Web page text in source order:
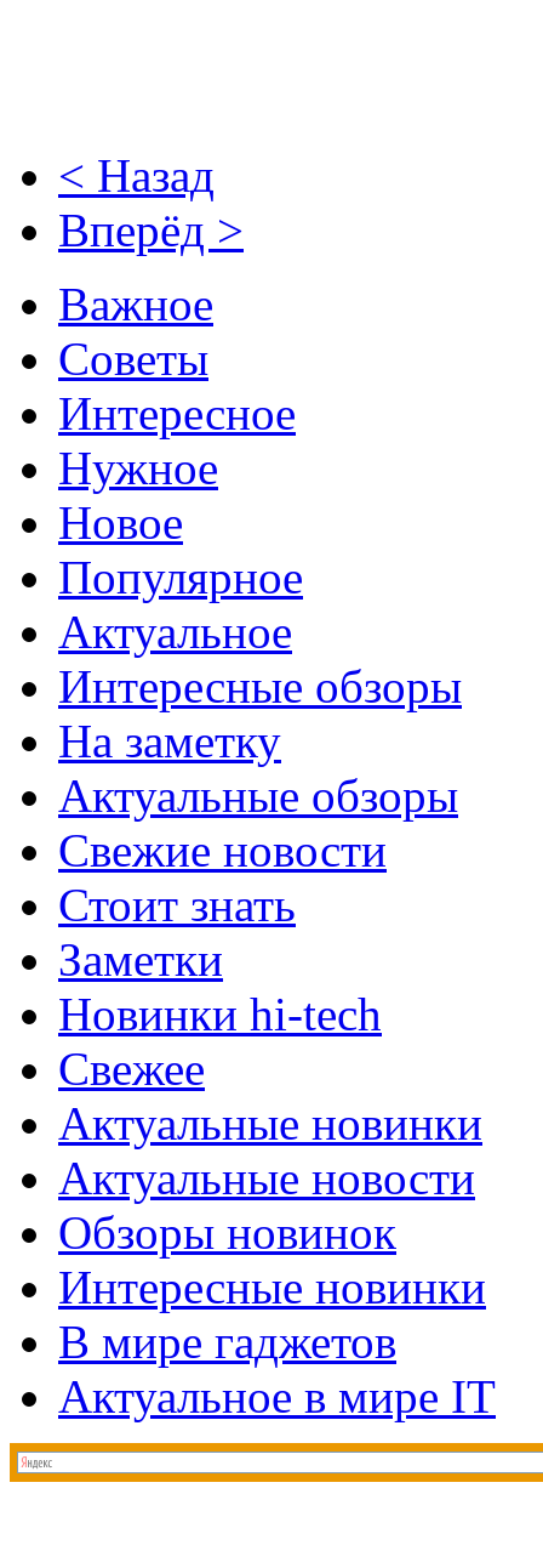
< Назад
Вперёд >
Важное
Советы
Интересное
Нужное
Новое
Популярное
Актуальное
Интересные обзоры
На заметку
Актуальные обзоры
Свежие новости
Стоит знать
Заметки
Новинки hi-tech
Свежее
Актуальные новинки
Актуальные новости
Обзоры новинок
Интересные новинки
В мире гаджетов
Актуальное в мире IT